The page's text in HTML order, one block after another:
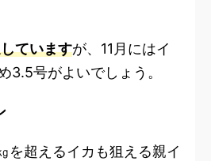
ていますが、11月にはイ
3.5号がよいでしょう。
を超えるイカも狙える親イ